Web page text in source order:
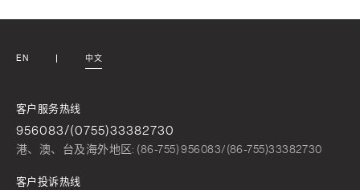
EN 中文
客户服务热线
956083/(0755)33382730
港、澳、台及海外地区: (86-755) 956083/(86-755)33382730
客户投诉热线